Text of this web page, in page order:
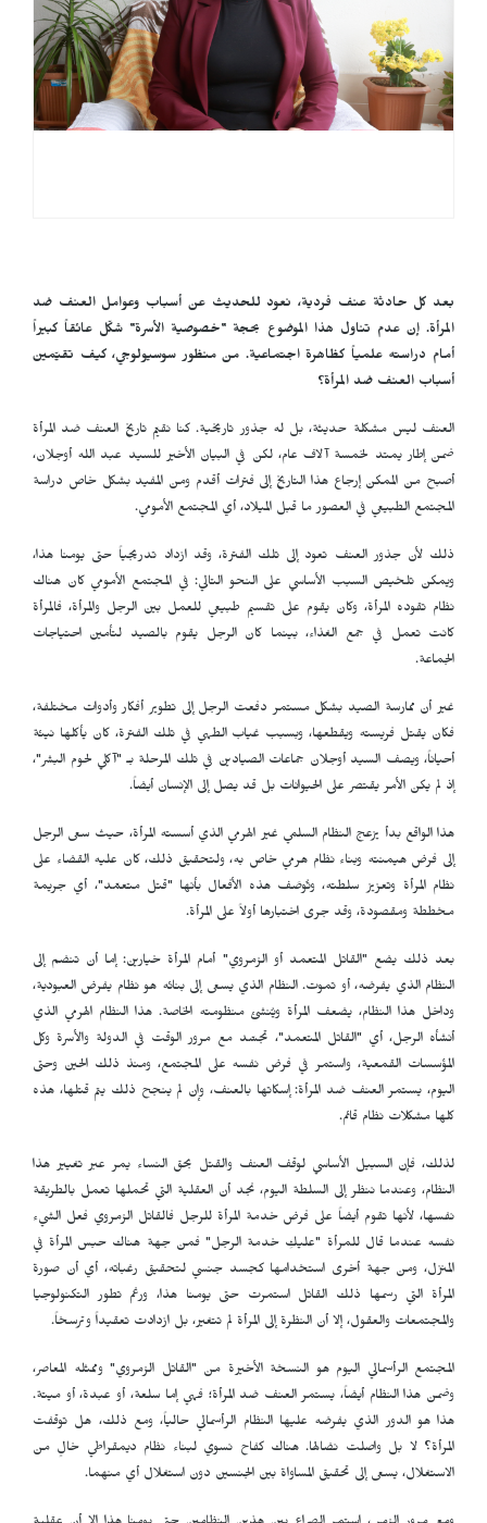
بعد كل حادثة عنف فردية، نعود للحديث عن أسباب وعوامل العنف ضد
المرأة. إن عدم تناول هذا الموضوع بحجة "خصوصية الأسرة" شكّل عائقاً كبيراً
أمام دراسته علمياً كظاهرة اجتماعية. من منظور سوسيولوجي، كيف تقيّمين
أسباب العنف ضد المرأة؟
العنف ليس مشكلة حديثة، بل له جذور تاريخية. كنا نقيّم تاريخ العنف ضد المرأة
ضمن إطار يمتد لخمسة آلاف عام، لكن في البيان الأخير للسيد عبد الله أوجلان،
أصبح من الممكن إرجاع هذا التاريخ إلى فترات أقدم ومن المفيد بشكل خاص دراسة
المجتمع الطبيعي في العصور ما قبل الميلاد، أي المجتمع الأمومي.
ذلك لأن جذور العنف تعود إلى تلك الفترة، وقد ازداد تدريجياً حتى يومنا هذا،
ويمكن تلخيص السبب الأساسي على النحو التالي: في المجتمع الأمومي كان هناك
نظام تقوده المرأة، وكان يقوم على تقسيم طبيعي للعمل بين الرجل والمرأة، فالمرأة
كانت تعمل في جمع الغذاء، بينما كان الرجل يقوم بالصيد لتأمين احتياجات
الجماعة.
غير أن ممارسة الصيد بشكل مستمر دفعت الرجل إلى تطوير أفكار وأدوات مختلفة،
فكان يقتل فريسته ويقطعها، وبسبب غياب الطهي في تلك الفترة، كان يأكلها نيئة
أحياناً، ويصف السيد أوجلان جماعات الصيادين في تلك المرحلة بـ "آكلي لحوم البشر"،
إذ لم يكن الأمر يقتصر على الحيوانات بل قد يصل إلى الإنسان أيضاً.
هذا الواقع بدأ يزعج النظام السلمي غير الهرمي الذي أسسته المرأة، حيث سعى الرجل
إلى فرض هيمنته وبناء نظام هرمي خاص به، ولتحقيق ذلك، كان عليه القضاء على
نظام المرأة وتعزيز سلطته، وتُوصَف هذه الأفعال بأنها "قتل متعمّد"، أي جريمة
مخططة ومقصودة، وقد جرى اختبارها أولاً على المرأة.
بعد ذلك يضع "القاتل المتعمد أو الزمروي" أمام المرأة خيارين: إما أن تنضم إلى
النظام الذي يفرضه، أو تموت. النظام الذي يسعى إلى بنائه هو نظام يفرض العبودية،
وداخل هذا النظام، يضعف المرأة ويُنشئ منظومته الخاصة. هذا النظام الهرمي الذي
أنشأه الرجل، أي "القاتل المتعمد"، تجسّد مع مرور الوقت في الدولة والأسرة وكل
المؤسسات القمعية، واستمر في فرض نفسه على المجتمع، ومنذ ذلك الحين وحتى
اليوم، يستمر العنف ضد المرأة: إسكاتها بالعنف، وإن لم ينجح ذلك يتم قتلها، هذه
كلها مشكلات نظام قائم.
لذلك، فإن السبيل الأساسي لوقف العنف والقتل بحق النساء يمر عبر تغيير هذا
النظام، وعندما ننظر إلى السلطة اليوم، نجد أن العقلية التي تحملها تعمل بالطريقة
نفسها، لأنها تقوم أيضاً على فرض خدمة المرأة للرجل فالقاتل الزمروي فعل الشيء
نفسه عندما قال للمرأة "عليكِ خدمة الرجل" فمن جهة هناك حبس المرأة في
المنزل، ومن جهة أخرى استخدامها كجسد جنسي لتحقيق رغباته، أي أن صورة
المرأة التي رسمها ذلك القاتل استمرت حتى يومنا هذا، ورغم تطور التكنولوجيا
والمجتمعات والعقول، إلا أن النظرة إلى المرأة لم تتغير، بل ازدادت تعقيداً وترسخاً.
المجتمع الرأسمالي اليوم هو النسخة الأخيرة من "القاتل الزمروي" وممثله المعاصر،
وضمن هذا النظام أيضاً، يستمر العنف ضد المرأة؛ فهي إما سلعة، أو عبدة، أو ميتة.
هذا هو الدور الذي يفرضه عليها النظام الرأسمالي حالياً، ومع ذلك، هل توقفت
المرأة؟ لا بل واصلت نضالها. هناك كفاح نسوي لبناء نظام ديمقراطي خالٍ من
الاستغلال، يسعى إلى تحقيق المساواة بين الجنسين دون استغلال أي منهما.